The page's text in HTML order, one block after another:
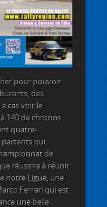
pour pouvoir
des
cas voir le
140 de chronos
quatre-
partants qui
de
réussira à réunir
notre Ligue, une
Ferrari qui est
une belle